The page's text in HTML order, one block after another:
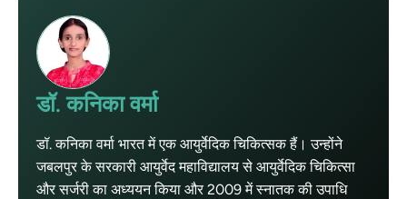
डॉ. कनिका वर्मा
डॉ. कनिका वर्मा भारत में एक आयुर्वेदिक चिकित्सक हैं। उन्होंने
जबलपुर के सरकारी आयुर्वेद महाविद्यालय से आयुर्वेदिक चिकित्सा
और सर्जरी का अध्ययन किया और 2009 में स्नातक की उपाधि